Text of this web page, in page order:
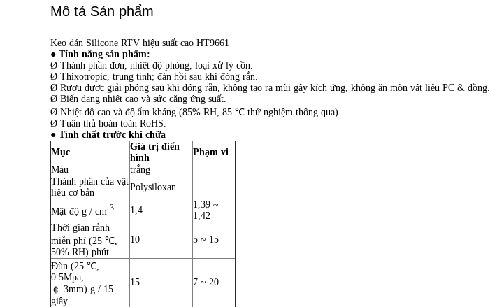
Mô tả Sản phẩm
Keo dán Silicone RTV hiệu suất cao HT9661
● Tính năng sản phẩm:
Ø Thành phần đơn, nhiệt độ phòng, loại xử lý cồn.
Ø Thixotropic, trung tính; đàn hồi sau khi đóng rắn.
Ø Rượu được giải phóng sau khi đóng rắn, không tạo ra mùi gây kích ứng, không ăn mòn vật liệu PC & đồng.
Ø Biến dạng nhiệt cao và sức căng ứng suất.
Ø Nhiệt độ cao và độ ẩm kháng (85% RH, 85 ℃ thử nghiệm thông qua)
Ø Tuân thủ hoàn toàn RoHS.
● Tính chất trước khi chữa
Mục
Giá trị điển
hình
Phạm vi
Màu
trắng
Thành phần của vật
liệu cơ bản
Polysiloxan
Mật độ g / cm 3 1,4
1,39 ~
1,42
Thời gian rảnh
miễn phí (25 ℃,
50% RH) phút
10 5 ~ 15
Đùn (25 ℃,
0.5Mpa,
￠ 3mm) g / 15
giây
15 7 ~ 20